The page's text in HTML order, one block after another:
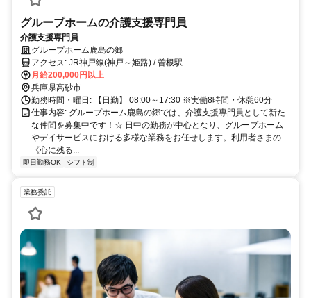
グループホームの介護支援専門員
介護支援専門員
グループホーム鹿島の郷
アクセス: JR神戸線(神戸～姫路) / 曽根駅
月給200,000円以上
兵庫県高砂市
勤務時間・曜日: 【日勤】 08:00～17:30 ※実働8時間・休憩60分
仕事内容: グループホーム鹿島の郷では、介護支援専門員として新た
な仲間を募集中です！☆ 日中の勤務が中心となり、グループホーム
やデイサービスにおける多様な業務をお任せします。利用者さまの
《心に残る...
即日勤務OK シフト制
業務委託